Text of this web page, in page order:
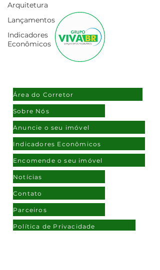
Arquitetura
Lançamentos
Indicadores
Econômicos
Área do Corretor
Sobre Nós
Anuncie o seu imóvel
Indicadores Econômicos
Encomende o seu imóvel
Notícias
Contato
Parceiros
Política de Privacidade